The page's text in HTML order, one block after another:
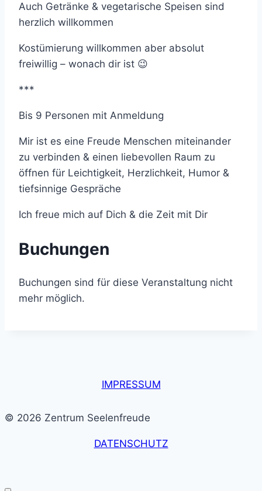
Auch Getränke & vegetarische Speisen sind
herzlich willkommen
Kostümierung willkommen aber absolut
freiwillig – wonach dir ist 😉
***
Bis 9 Personen mit Anmeldung
Mir ist es eine Freude Menschen miteinander
zu verbinden & einen liebevollen Raum zu
öffnen für Leichtigkeit, Herzlichkeit, Humor &
tiefsinnige Gespräche
Ich freue mich auf Dich & die Zeit mit Dir
Buchungen
Buchungen sind für diese Veranstaltung nicht
mehr möglich.
IMPRESSUM
© 2026 Zentrum Seelenfreude
DATENSCHUTZ